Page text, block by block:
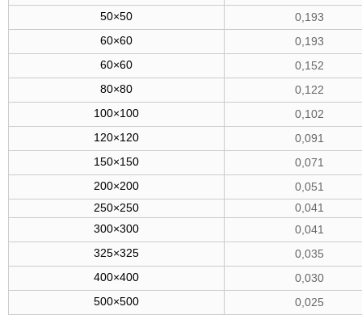
50×50
0,193
60×60
0,193
60×60
0,152
80×80
0,122
100×100
0,102
120×120
0,091
150×150
0,071
200×200
0,051
250×250
0,041
300×300
0,041
325×325
0,035
400×400
0,030
500×500
0,025